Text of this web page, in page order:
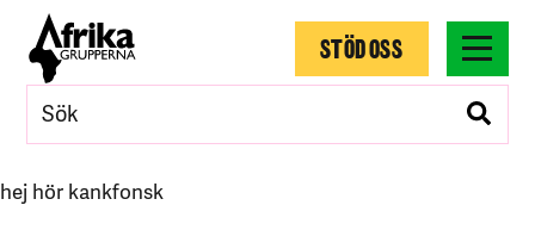
STÖD OSS
hej hör kankfonsk